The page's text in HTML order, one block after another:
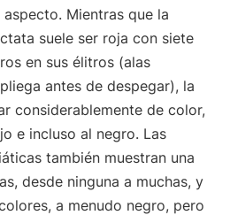
Mientras que la
suele ser roja con siete
en sus élitros (alas
antes de despegar), la
considerablemente de color,
e incluso al negro. Las
también muestran una
desde ninguna a muchas, y
a menudo negro, pero